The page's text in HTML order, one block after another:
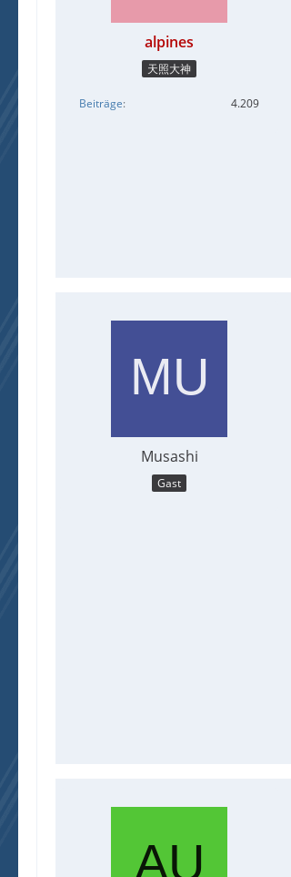
alpines
天照大神
Beiträge 4.209
Musashi
Gast